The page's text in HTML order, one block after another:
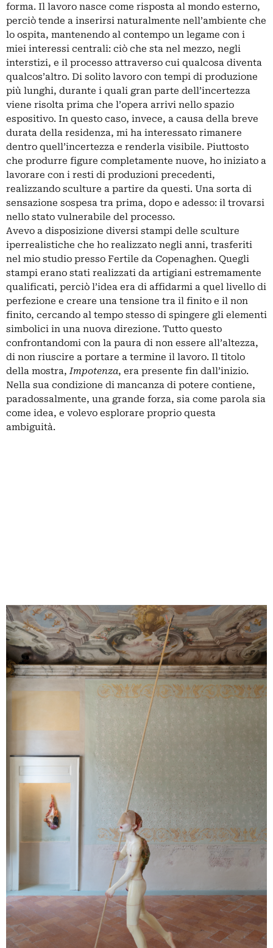
forma. Il lavoro nasce come risposta al mondo esterno,
perciò tende a inserirsi naturalmente nell’ambiente che
lo ospita, mantenendo al contempo un legame con i
miei interessi centrali: ciò che sta nel mezzo, negli
interstizi, e il processo attraverso cui qualcosa diventa
qualcos’altro. Di solito lavoro con tempi di produzione
più lunghi, durante i quali gran parte dell’incertezza
viene risolta prima che l’opera arrivi nello spazio
espositivo. In questo caso, invece, a causa della breve
durata della residenza, mi ha interessato rimanere
dentro quell’incertezza e renderla visibile. Piuttosto
che produrre figure completamente nuove, ho iniziato a
lavorare con i resti di produzioni precedenti,
realizzando sculture a partire da questi. Una sorta di
sensazione sospesa tra prima, dopo e adesso: il trovarsi
nello stato vulnerabile del processo.
Avevo a disposizione diversi stampi delle sculture
iperrealistiche che ho realizzato negli anni, trasferiti
nel mio studio presso Fertile da Copenaghen. Quegli
stampi erano stati realizzati da artigiani estremamente
qualificati, perciò l’idea era di affidarmi a quel livello di
perfezione e creare una tensione tra il finito e il non
finito, cercando al tempo stesso di spingere gli elementi
simbolici in una nuova direzione. Tutto questo
confrontandomi con la paura di non essere all’altezza,
di non riuscire a portare a termine il lavoro. Il titolo
della mostra,Impotenza, era presente fin dall’inizio.
Nella sua condizione di mancanza di potere contiene,
paradossalmente, una grande forza, sia come parola sia
come idea, e volevo esplorare proprio questa
ambiguità.